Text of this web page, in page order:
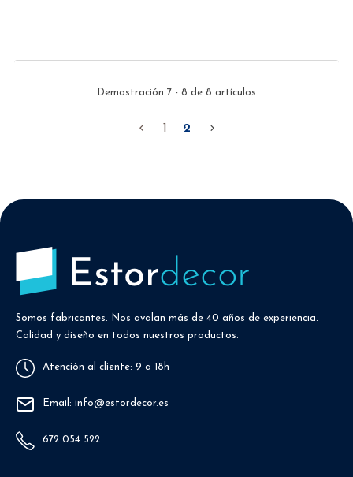
Demostración 7 - 8 de 8 artículos
 1 2 
Somos fabricantes. Nos avalan más de 40 años de experiencia.
Calidad y diseño en todos nuestros productos.
Atención al cliente: 9 a 18h
Email: info@estordecor.es
672 054 522